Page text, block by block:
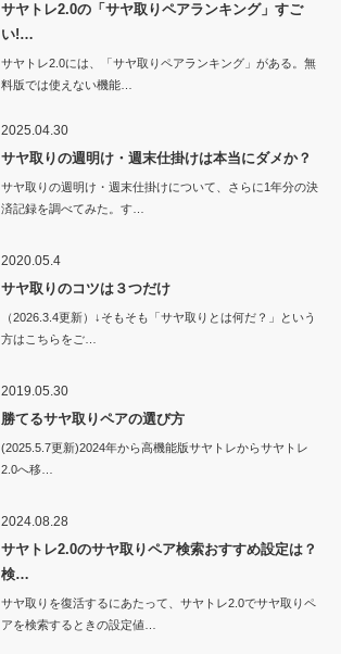
サヤトレ2.0の「サヤ取りペアランキング」すご
い!…
サヤトレ2.0には、「サヤ取りペアランキング」がある。無
料版では使えない機能…
2025.04.30
サヤ取りの週明け・週末仕掛けは本当にダメか？
サヤ取りの週明け・週末仕掛けについて、さらに1年分の決
済記録を調べてみた。す…
2020.05.4
サヤ取りのコツは３つだけ
（2026.3.4更新）↓そもそも「サヤ取りとは何だ？」という
方はこちらをご…
2019.05.30
勝てるサヤ取りペアの選び方
(2025.5.7更新)2024年から高機能版サヤトレからサヤトレ
2.0へ移…
2024.08.28
サヤトレ2.0のサヤ取りペア検索おすすめ設定は？
検…
サヤ取りを復活するにあたって、サヤトレ2.0でサヤ取りペ
アを検索するときの設定値…